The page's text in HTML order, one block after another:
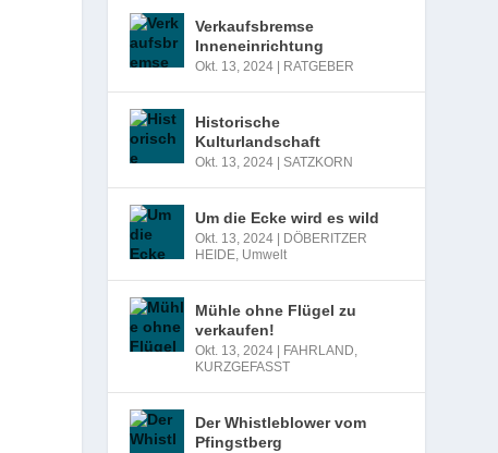
Verkaufsbremse
Inneneinrichtung
Okt. 13, 2024 RATGEBER
Historische
Kulturlandschaft
Okt. 13, 2024 |SATZKORN
Um die Ecke wird es wild
Okt. 13, 2024
DÖBERITZER
HEIDE, Umwelt
Mühle ohne Flügel zu
verkaufen!
Okt. 13, 2024 FAHRLAND,
KURZGEFASST
Der Whistleblower vom
Pfingstberg